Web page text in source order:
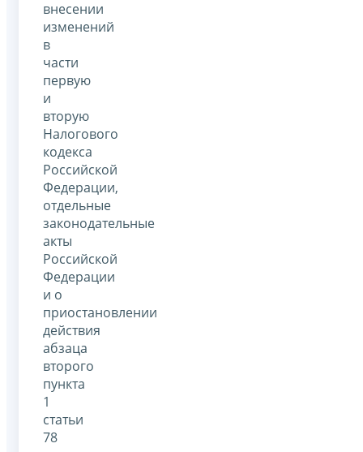
внесении
изменений
в
части
первую
и
вторую
Налогового
кодекса
Российской
Федерации,
отдельные
законодательные
акты
Российской
Федерации
и о
приостановлении
действия
абзаца
второго
пункта
1
статьи
78